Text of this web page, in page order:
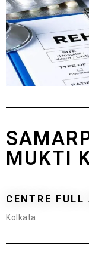
MUKTI
CENTRE FULL
Kolkata